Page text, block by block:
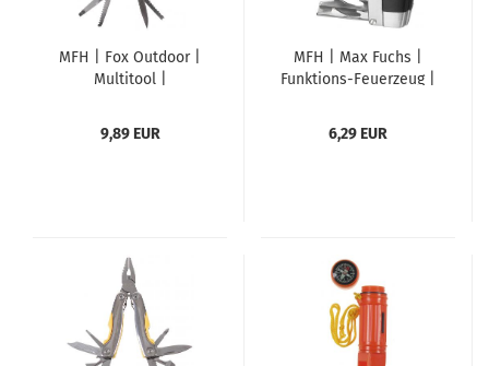
MFH | Fox Outdoor |
Multitool |
Griff
9,89 EUR
MFH | Max Fuchs |
Funktions-Feuerzeug |
unbefüllt
6,29 EUR